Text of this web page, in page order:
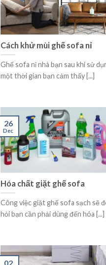
Cách khử mùi ghế sofa nỉ
Ghế sofa nỉ nhà bạn sau khi sử
một thời gian bạn cảm thấy [...]
Hóa chất giặt ghế sofa
Công việc giặt ghế sofa sạch sẽ
hỏi bạn cần phải dùng đến hóa [...]
26
Dec
02